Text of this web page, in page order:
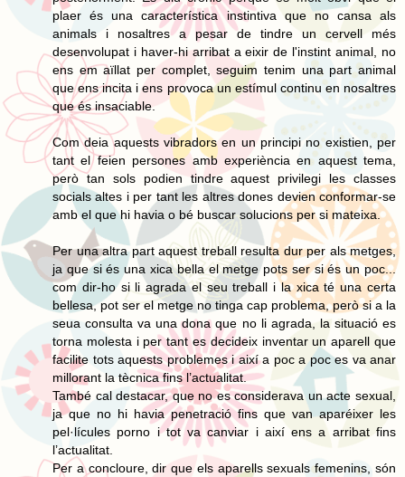
plaer és una característica instintiva que no cansa als
animals i nosaltres a pesar de tindre un cervell més
desenvolupat i haver-hi arribat a eixir de l'instint animal, no
ens em aïllat per complet, seguim tenim una part animal
que ens incita i ens provoca un estímul continu en nosaltres
que és insaciable.
Com deia aquests vibradors en un principi no existien, per
tant el feien persones amb experiència en aquest tema,
però tan sols podien tindre aquest privilegi les classes
socials altes i per tant les altres dones devien conformar-se
amb el que hi havia o bé buscar solucions per si mateixa.
Per una altra part aquest treball resulta dur per als metges,
ja que si és una xica bella el metge pots ser si és un poc...
com dir-ho si li agrada el seu treball i la xica té una certa
bellesa, pot ser el metge no tinga cap problema, però si a la
seua consulta va una dona que no li agrada, la situació es
torna molesta i per tant es decideix inventar un aparell que
facilite tots aquests problemes i així a poc a poc es va anar
millorant la tècnica fins l’actualitat.
També cal destacar, que no es considerava un acte sexual,
ja que no hi havia penetració fins que van aparéixer les
pel·lícules porno i tot va canviar i així ens a arribat fins
l’actualitat.
Per a concloure, dir que els aparells sexuals femenins, són